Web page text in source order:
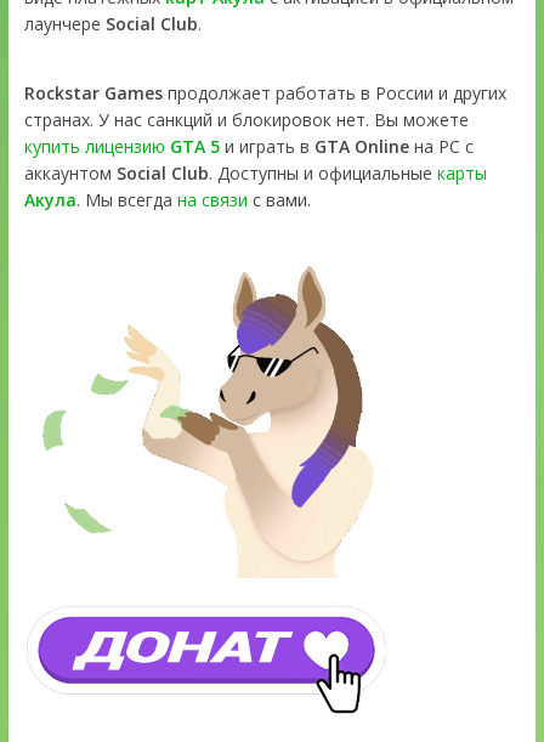
лаунчере Social Club.
Rockstar Gamesпродолжает работать в России и других
странах. У нас санкций и блокировок нет. Вы можете
купить лицензию GTA 5и играть в GTA Onlineна PC с
аккаунтом Social Club. Доступны и официальные карты
Акула. Мы всегда на связи с вами.